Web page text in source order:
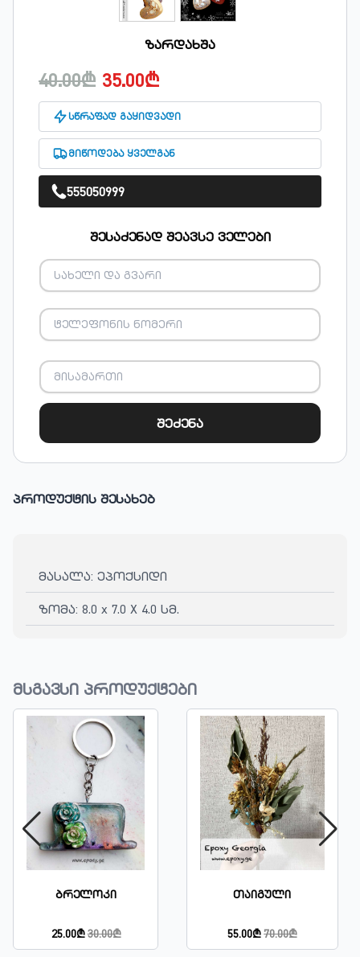
ზარდახშა
40.00₾ 35.00₾
სწრაფად გაყიდვადი
მიწოდება ყველგან
555050999
შესაძენად შეავსე ველები
შეძენა
პროდუქტის შესახებ
მასალა: ეპოქსიდი
ზომა: 8.0 x 7.0 X 4.0 სმ.
მსგავსი პროდუქტები
Ბრელოკი
25.00₾ 30.00₾
Თაიგული
55.00₾ 70.00₾